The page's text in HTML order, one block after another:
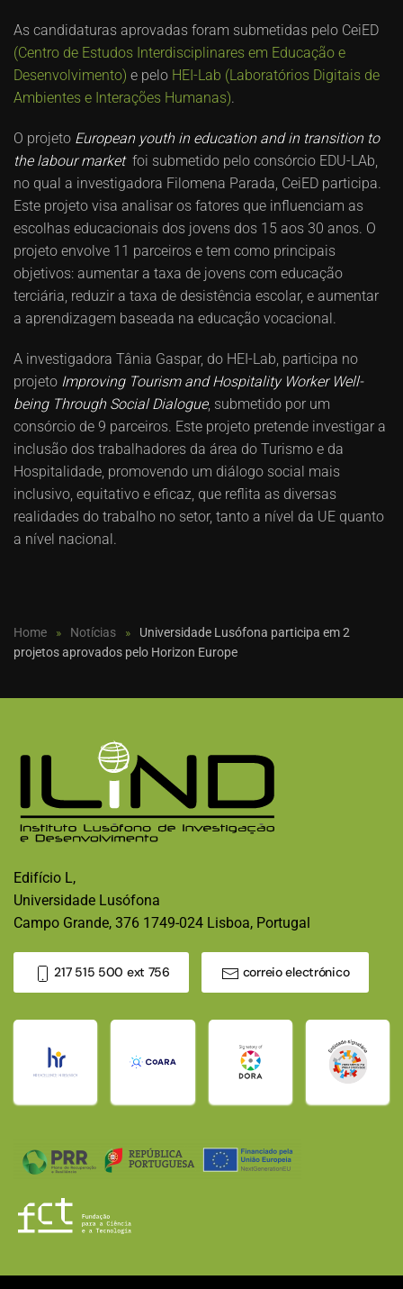
As candidaturas aprovadas foram submetidas pelo CeiED
(Centro de Estudos Interdisciplinares em Educação e
Desenvolvimento) e pelo HEI-Lab (Laboratórios Digitais de
Ambientes e Interações Humanas).
O projeto European youth in education and in transition to
the labour market foi submetido pelo consórcio EDU-LAb,
no qual a investigadora Filomena Parada, CeiED participa.
Este projeto visa analisar os fatores que influenciam as
escolhas educacionais dos jovens dos 15 aos 30 anos. O
projeto envolve 11 parceiros e tem como principais
objetivos: aumentar a taxa de jovens com educação
terciária, reduzir a taxa de desistência escolar, e aumentar
a aprendizagem baseada na educação vocacional.
A investigadora Tânia Gaspar, do HEI-Lab, participa no
projeto Improving Tourism and Hospitality Worker Well-
being Through Social Dialogue, submetido por um
consórcio de 9 parceiros. Este projeto pretende investigar a
inclusão dos trabalhadores da área do Turismo e da
Hospitalidade, promovendo um diálogo social mais
inclusivo, equitativo e eficaz, que reflita as diversas
realidades do trabalho no setor, tanto a nível da UE quanto
a nível nacional.
Home Notícias
Universidade Lusófona participa em 2
projetos aprovados pelo Horizon Europe
Edifício L,
Universidade Lusófona
Campo Grande, 376 1749-024 Lisboa, Portugal
217 515 500 ext 756 correio electrónico